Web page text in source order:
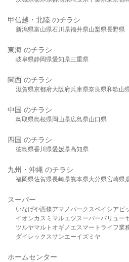
甲信越・北陸 のチラシ
新潟県富山県石川県福井県山梨県長野県
東海 のチラシ
岐阜県静岡県愛知県三重県
関西 のチラシ
滋賀県京都府大阪府兵庫県奈良県和歌山
中国 のチラシ
鳥取県島根県岡山県広島県山口県
四国 のチラシ
徳島県香川県愛媛県高知県
九州・沖縄 のチラシ
福岡県佐賀県長崎県熊本県大分県宮崎県
スーパー
いなげや西條アマノパークスベイシア ビ
イオンカスミ マルエツスーパーバリュー
ツルヤマルト オギノ エスマート ライフ業
ダイレックスサンエーイズミヤ
ホームセンター